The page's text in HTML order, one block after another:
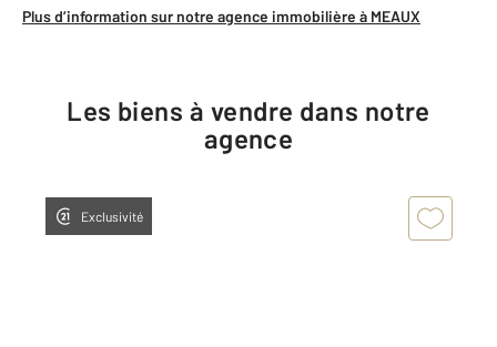
Plus d’information sur notre agence immobilière à MEAUX
Les biens à vendre dans notre
agence
Exclusivité